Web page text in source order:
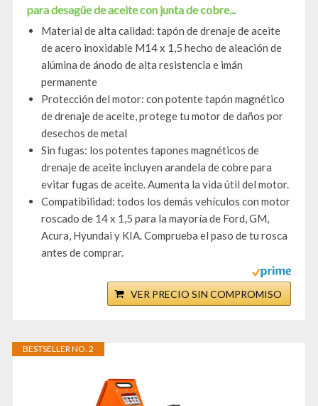
para desagüe de aceite con junta de cobre...
Material de alta calidad: tapón de drenaje de aceite
de acero inoxidable M14 x 1,5 hecho de aleación de
alúmina de ánodo de alta resistencia e imán
permanente
Protección del motor: con potente tapón magnético
de drenaje de aceite, protege tu motor de daños por
desechos de metal
Sin fugas: los potentes tapones magnéticos de
drenaje de aceite incluyen arandela de cobre para
evitar fugas de aceite. Aumenta la vida útil del motor.
Compatibilidad: todos los demás vehículos con motor
roscado de 14 x 1,5 para la mayoría de Ford, GM,
Acura, Hyundai y KIA. Comprueba el paso de tu rosca
antes de comprar.
VER PRECIO SIN COMPROMISO
BESTSELLER NO. 2